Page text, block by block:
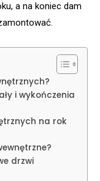
a na koniec dam
i wykończenia
na rok
drzwi